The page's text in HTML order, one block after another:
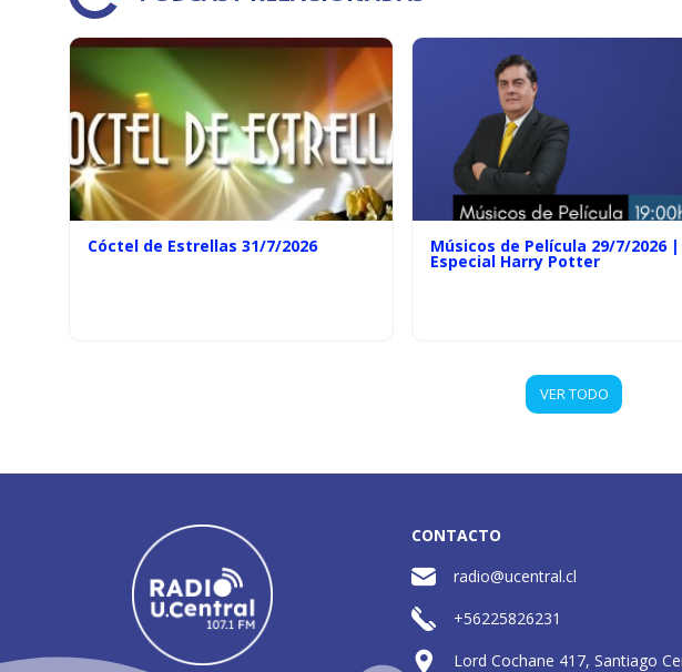
Cóctel de Estrellas 31/7/2026 Músicos de Película 29/7/2026
Especial Harry Potter
VER TODO
CONTACTO
radio@ucentral.cl
+56225826231
Lord Cochane 417, Santiago